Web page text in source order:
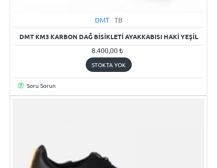
STOKTA YOK DMT TB
DMT KM3 KARBON DAĞ BISIKLETI AYAKKABISI HAKI YEŞIL
8.400,00 ₺
STOKTA YOK
Soru Sorun